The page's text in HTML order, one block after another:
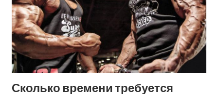
Сколько времени требуется